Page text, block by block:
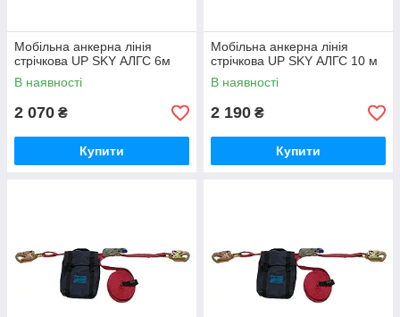
Мобільна анкерна лінія
стрічкова UP SKY АЛГС 6м
В наявності
2 070 ₴
Купити
Мобільна анкерна лінія
стрічкова UP SKY АЛГС 10 м
В наявності
2 190 ₴
Купити